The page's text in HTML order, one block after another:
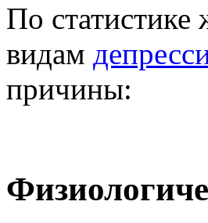
По
видам
причины: